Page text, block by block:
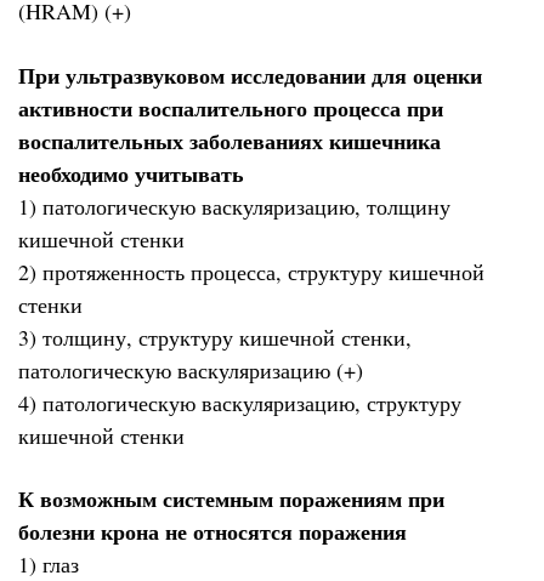
(HRAM) (+)
При ультразвуковом исследовании для оценки
активности воспалительного процесса при
воспалительных заболеваниях кишечника
необходимо учитывать
1) патологическую васкуляризацию, толщину
кишечной стенки
2) протяженность процесса, структуру кишечной
стенки
3) толщину, структуру кишечной стенки,
патологическую васкуляризацию (+)
4) патологическую васкуляризацию, структуру
кишечной стенки
К возможным системным поражениям при
болезни крона не относятся поражения
1) глаз